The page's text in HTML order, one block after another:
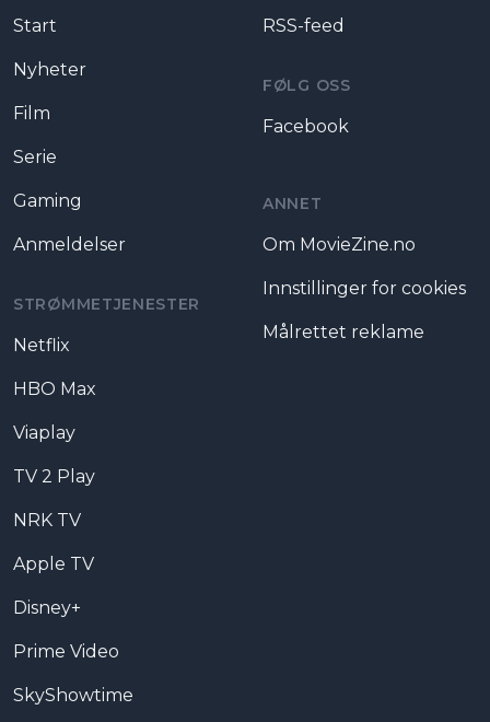
Start
Nyheter
Film
Serie
Gaming
Anmeldelser
STRØMMETJENESTER
Netflix
HBO Max
Viaplay
TV 2 Play
NRK TV
Apple TV
Disney+
Prime Video
SkyShowtime
RSS-feed
FØLG OSS
Facebook
ANNET
Om MovieZine.no
Innstillinger for cookies
Målrettet reklame